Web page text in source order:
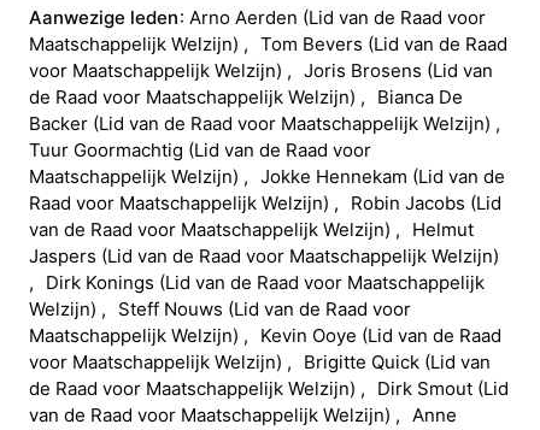
Aanwezige leden Arno Aerden (Lid van de Raad voor
Maatschappelijk Welzijn) Tom Bevers (Lid van de Raad
voor Maatschappelijk Welzijn) Joris Brosens (Lid van
de Raad voor Maatschappelijk Welzijn) Bianca De
Backer (Lid van de Raad voor Maatschappelijk Welzijn)
Tuur Goormachtig (Lid van de Raad voor
Maatschappelijk Welzijn) Jokke Hennekam (Lid van de
Raad voor Maatschappelijk Welzijn) Robin Jacobs (Lid
van de Raad voor Maatschappelijk Welzijn)
Helmut
Jaspers (Lid van de Raad voor Maatschappelijk Welzijn)
Dirk Konings (Lid van de Raad voor Maatschappelijk
Welzijn) Steff Nouws (Lid van de Raad voor
Maatschappelijk Welzijn) Kevin Ooye (Lid van de Raad
voor Maatschappelijk Welzijn) Brigitte Quick (Lid van
de Raad voor Maatschappelijk Welzijn) Dirk Smout (Lid
van de Raad voor Maatschappelijk Welzijn) Anne